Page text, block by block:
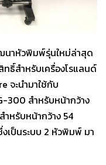
นาหัวพิมพ์รุ่นใหม่ล่าสุด
ธิ์สำหรับเครื่องโรแลนด์
จะนำมาใช้กับ
300 สำหรับหน้ากว้าง
ำหรับหน้ากว้าง 54
เป็นระบบ 2 หัวพิมพ์ มา